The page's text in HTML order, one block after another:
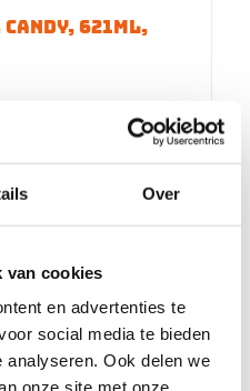
Over
van cookies
en advertenties te
social media te bieden
Ook delen we
onze site met onze
CANDY, 621ML,
Voir les détails